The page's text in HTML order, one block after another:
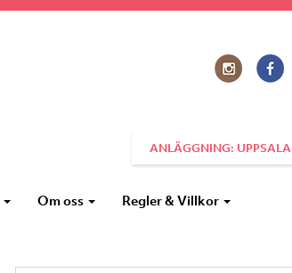
ANLÄGGNING: UPPSALA
Om oss Regler & Villkor